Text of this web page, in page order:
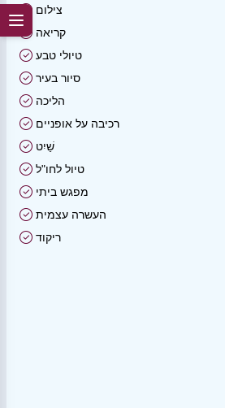
צילום
קריאה
טיולי טבע
סיור בעיר
הליכה
רכיבה על אופניים
שַׁיִט
טיול לחו"ל
מפגש ביתי
העשרה עצמית
ריקוד